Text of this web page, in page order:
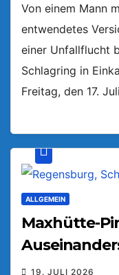
Von einem Mann
entwendetes
einer Unfallflucht
Schlagring in
Freitag, den 17.
ALLGEMEIN
Maxhütte-
19. JULI 2026